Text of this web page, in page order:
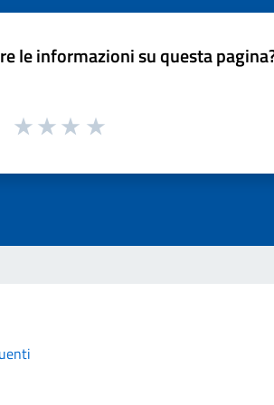
le informazioni su questa